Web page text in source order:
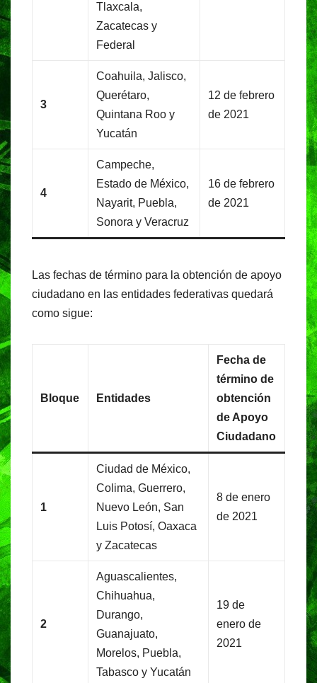
Tlaxcala,
Zacatecas y
Federal
3
Coahuila, Jalisco,
Querétaro,
Quintana Roo y
Yucatán
12 de febrero
de 2021
4
Campeche,
Estado de México,
Nayarit, Puebla,
Sonora y Veracruz
16 de febrero
de 2021
Las fechas de término para la obtención de apoyo
ciudadano en las entidades federativas quedará
como sigue:
Bloque Entidades
Fecha de
término de
obtención
de Apoyo
Ciudadano
1
Ciudad de México,
Colima, Guerrero,
Nuevo León, San
Luis Potosí, Oaxaca
y Zacatecas
8 de enero
de 2021
2
Aguascalientes,
Chihuahua,
Durango,
Guanajuato,
Morelos, Puebla,
Tabasco y Yucatán
19 de
enero de
2021